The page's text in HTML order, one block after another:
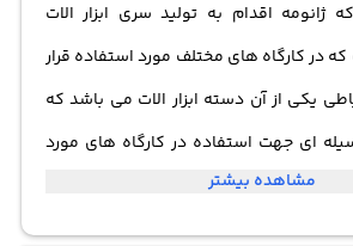
اقدام به تولید سری ابزار الات
در کارگاه های مختلف مورد استفاده قرار
یکی از آن دسته ابزار الات می باشد که
ای جهت استفاده در کارگاه های مورد
با گذشت زمان و باتوجه به نیاز اشخاص
وسایل به حدی در میان مردم رواج پیدا کرد
مشاهده بیشتر